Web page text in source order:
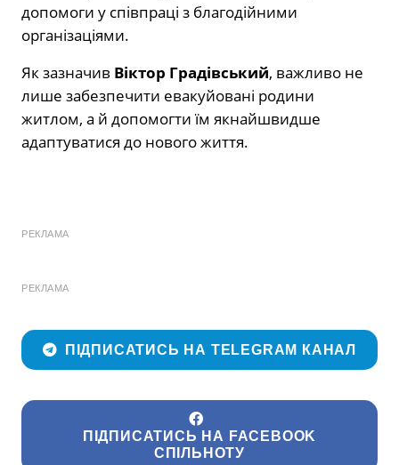
допомоги у співпраці з благодійними
організаціями.
Як зазначив Віктор Градівський, важливо не
лише забезпечити евакуйовані родини
житлом, а й допомогти їм якнайшвидше
адаптуватися до нового життя.
РЕКЛАМА
РЕКЛАМА
ПІДПИСАТИСЬ НА TELEGRAM КАНАЛ
ПІДПИСАТИСЬ НА FACEBOOK
СПІЛЬНОТУ